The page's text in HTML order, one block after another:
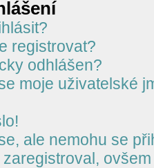
registrovat?
odhlášen?
moje uživatelské
ale nemohu se